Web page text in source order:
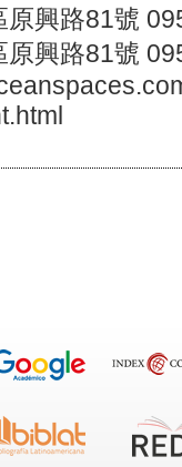
興路81號
興路81號